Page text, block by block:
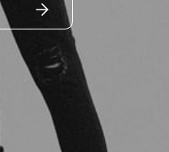
ABSENDEN